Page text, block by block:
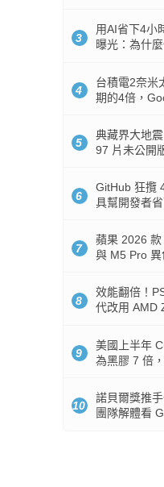
3
用AI省下4小
曝光：為什
4
台積電2奈米
期的4倍，
5
典藏界大地
97 片未公開
6
GitHub 狂攬
具幫開發者
7
蘋果 2026
與 M5 Pro
8
效能翻倍！
代改用 AMD
9
美國上半年
為黑膠 7 倍
10
諾貝爾獎推
團隊解體看